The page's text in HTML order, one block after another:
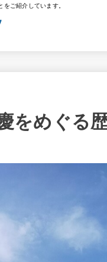
ご紹介しています。
をめぐる